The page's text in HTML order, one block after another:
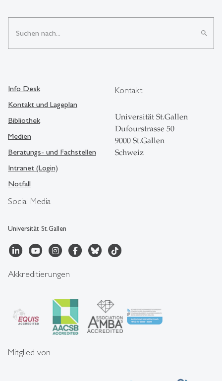
search
Social Media
Universität St.Gallen
Info Desk
Kontakt und Lageplan
Bibliothek
Medien
Beratungs- und Fachstellen
Intranet (Login)
Notfall
Kontakt
Universität St.Gallen
Dufourstrasse 50
9000 St.Gallen
Schweiz
Akkreditierungen
Mitglied von